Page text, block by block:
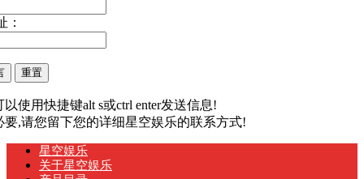
：
以使用快捷键alt s或ctrl enter发送信息!
要,请您留下您的详细星空娱乐的联系方式!
星空娱乐
关于星空娱乐